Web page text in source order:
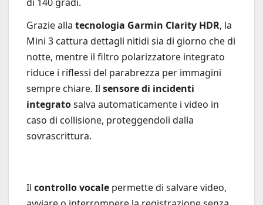
Grazie alla tecnologia Garmin Clarity HDR, la
Mini 3 cattura dettagli nitidi sia di giorno che di
notte, mentre il filtro polarizzatore integrato
riduce i riflessi del parabrezza per immagini
sempre chiare. Il sensore di incidenti
integratosalva automaticamente i video in
caso di collisione, proteggendoli dalla
sovrascrittura.
Il controllo vocale permette di salvare video,